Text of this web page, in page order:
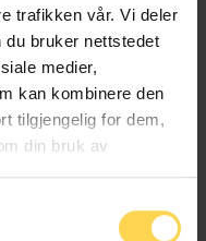
trafikken vår. Vi deler
bruker nettstedet
medier,
kan kombinere den
tilgjengelig for dem,
din bruk av